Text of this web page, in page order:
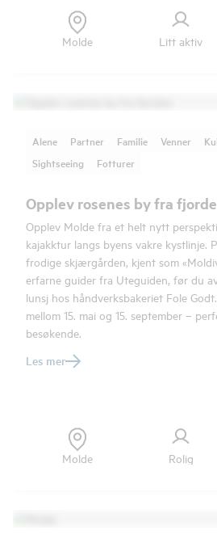
Molde Litt aktiv
Alene Partner Familie Venner
Sightseeing
Fotturer
Opplev rosenes by fra
Opplev Molde fra et helt nytt
kajakktur langs byens vakre kystlinje.
frodige skjærgården, kjent som
erfarne guider fra Uteguiden, før du
lunsj hos håndverksbakeriet Fole
mellom 15. mai og 15. september –
besøkende.
Les mer
Molde Rolig